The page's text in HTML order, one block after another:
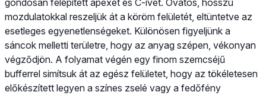
mozdulatokkal reszeljük át a köröm felületét, eltüntetve az
esetleges egyenetlenségeket. Különösen figyeljünk a
sáncok melletti területre, hogy az anyag szépen, vékonyan
végződjön. A folyamat végén egy finom szemcséjű
bufferrel simítsuk át az egész felületet, hogy az tökéletesen
előkészített legyen a színes zselé vagy a fedőfény